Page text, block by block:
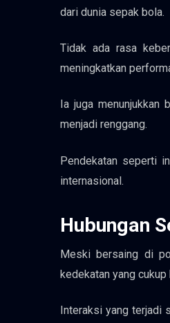
dari dunia sepak bola.
Tidak ada rasa
meningkatkan
Ia juga
menjadi renggang.
Pendekatan seperti
internasional.
Hubungan
Meski bersaing di
kedekatan yang cukup
Interaksi yang terjadi